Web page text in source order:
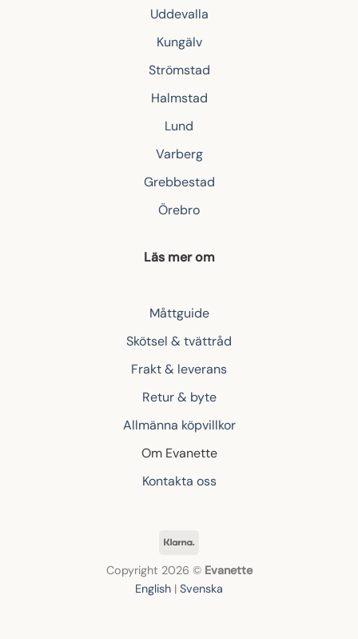
Uddevalla
Kungälv
Strömstad
Halmstad
Lund
Varberg
Grebbestad
Örebro
Läs mer om
Måttguide
Skötsel & tvättråd
Frakt & leverans
Retur & byte
Allmänna köpvillkor
Om Evanette
Kontakta oss
Klarna
Copyright 2026 © Evanette
English | Svenska